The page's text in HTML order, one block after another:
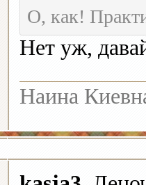
О, как!
Нет уж,
Наина